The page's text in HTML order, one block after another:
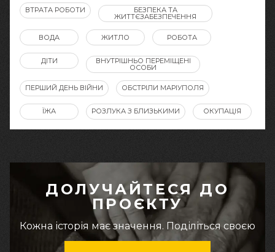
ВТРАТА РОБОТИ БЕЗПЕКА ТА
ЖИТТЄЗАБЕЗПЕЧЕННЯ
ВОДА ЖИТЛО РОБОТА
ДІТИ ВНУТРІШНЬО ПЕРЕМІЩЕНІ
ОСОБИ
ПЕРШИЙ ДЕНЬ ВІЙНИ ОБСТРІЛИ МАРІУПОЛЯ
ЇЖА РОЗЛУКА З БЛИЗЬКИМИ ОКУПАЦІЯ
ДОЛУЧАЙТЕСЯ ДО
ПРОЄКТУ
Кожна історія має значення. Поділіться своєю